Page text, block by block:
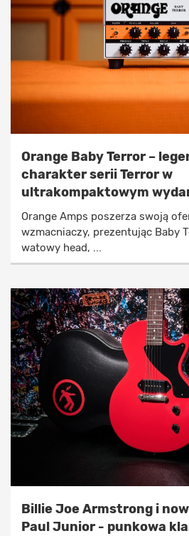
Orange Baby Terror –
charakter serii Terror w
ultrakompaktowym
Orange Amps poszerza swoją
wzmacniaczy, prezentując Baby
watowy head, ...
Billie Joe Armstrong i
Paul Junior - punkowa